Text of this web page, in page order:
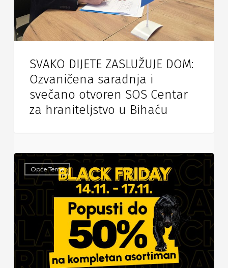
SVAKO DIJETE ZASLUŽUJE DOM:
Ozvaničena saradnja i
svečano otvoren SOS Centar
za hraniteljstvo u Bihaću
Opće Teme